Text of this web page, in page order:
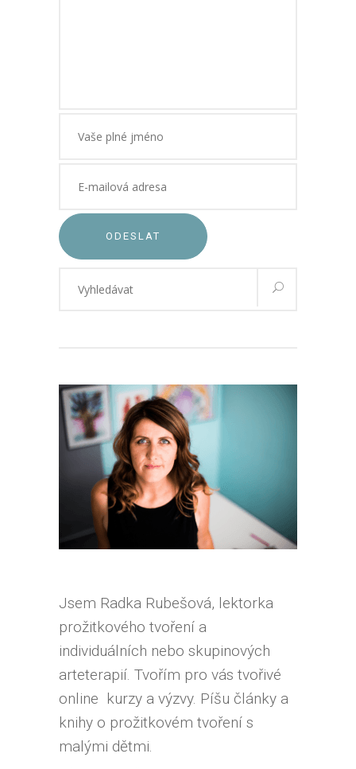
ODESLAT
Jsem Radka Rubešová, lektorka
prožitkového tvoření a
individuálních nebo skupinových
arteterapií. Tvořím pro vás tvořivé
online kurzy a výzvy. Píšu články a
knihy o prožitkovém tvoření s
malými dětmi.